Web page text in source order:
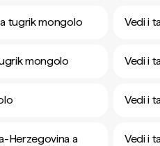
a tugrik mongolo Vedi i
mongolo Vedi i
Vedi i
Herzegovina a
Vedi i